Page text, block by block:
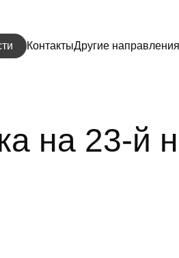
КонтактыДругие направления
на 23-й